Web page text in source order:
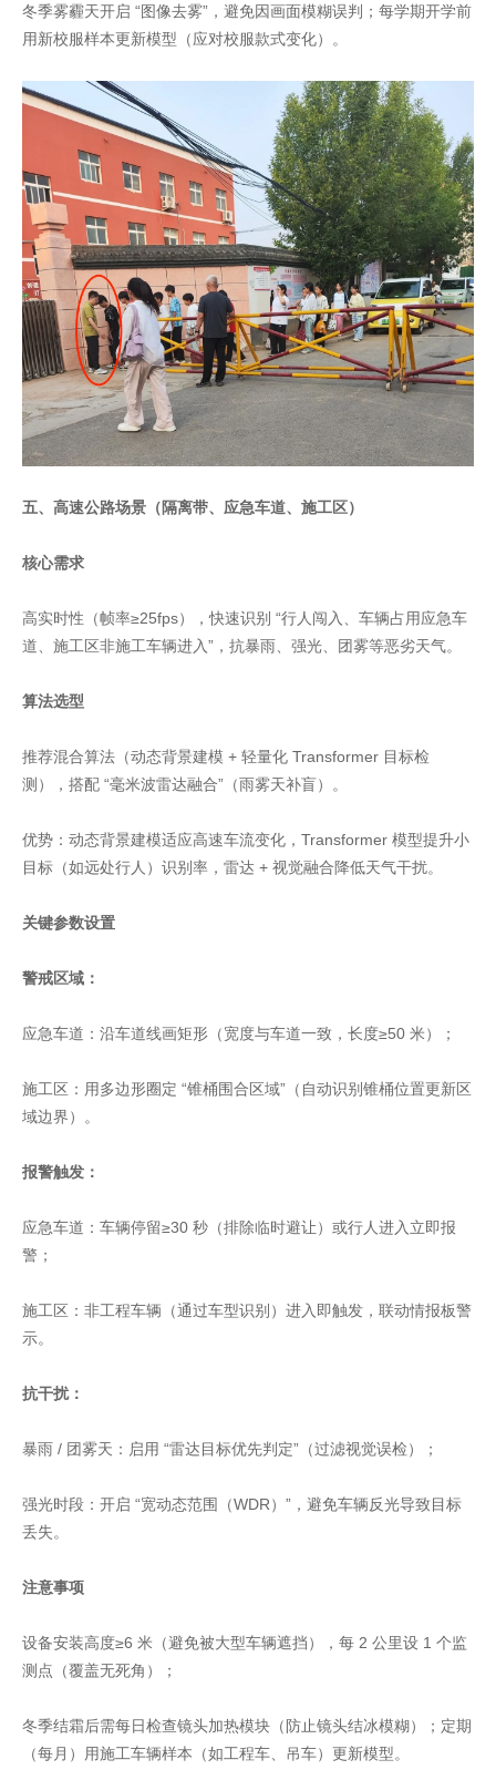
冬季雾霾天开启 “图像去雾”，避免因画面模糊误判；每学期开学前
用新校服样本更新模型（应对校服款式变化）。
五、高速公路场景（隔离带、应急车道、施工区）
核心需求
高实时性（帧率≥25fps），快速识别 “行人闯入、车辆占用应急车
道、施工区非施工车辆进入”，抗暴雨、强光、团雾等恶劣天气。
算法选型
推荐混合算法（动态背景建模 + 轻量化 Transformer 目标检
测），搭配 “毫米波雷达融合”（雨雾天补盲）。
优势：动态背景建模适应高速车流变化，Transformer 模型提升小
目标（如远处行人）识别率，雷达 + 视觉融合降低天气干扰。
关键参数设置
警戒区域：
应急车道：沿车道线画矩形（宽度与车道一致，长度≥50 米）；
施工区：用多边形圈定 “锥桶围合区域”（自动识别锥桶位置更新区
域边界）。
报警触发：
应急车道：车辆停留≥30 秒（排除临时避让）或行人进入立即报
警；
施工区：非工程车辆（通过车型识别）进入即触发，联动情报板警
示。
抗干扰：
暴雨 / 团雾天：启用 “雷达目标优先判定”（过滤视觉误检）；
强光时段：开启 “宽动态范围（WDR）”，避免车辆反光导致目标
丢失。
注意事项
设备安装高度≥6 米（避免被大型车辆遮挡），每 2 公里设 1 个监
测点（覆盖无死角）；
冬季结霜后需每日检查镜头加热模块（防止镜头结冰模糊）；定期
（每月）用施工车辆样本（如工程车、吊车）更新模型。